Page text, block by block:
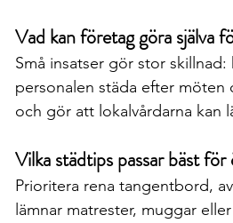
Vad kan företag göra själva
Små insatser gör stor
personalen städa efter
och gör att lokalvårdarna kan
Vilka städtips passar bäst
Prioritera rena tangentbord,
lämnar matrester, muggar